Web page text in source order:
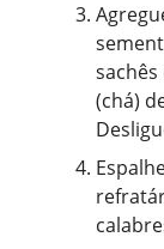
(chá)